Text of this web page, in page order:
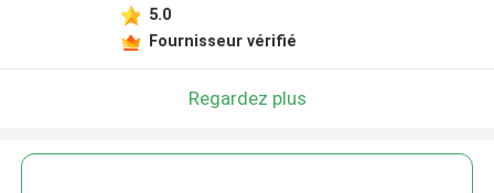
5.0
Fournisseur vérifié
Regardez plus